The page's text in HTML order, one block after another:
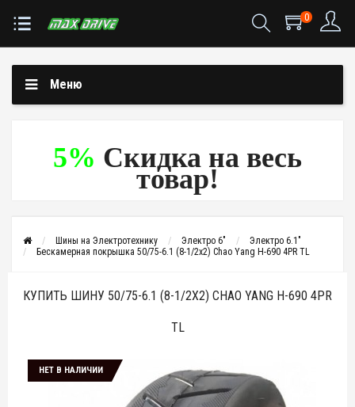
0
Меню
5% Скидка на весь
товар!
Шины на Электротехнику Электро 6"
Электро 6.1"
Бескамерная покрышка 50/75-6.1 (8-1/2x2) Chao Yang H-690 4PR TL
КУПИТЬ ШИНУ 50/75-6.1 (8-1/2X2) CHAO YANG H-690 4PR
TL
НЕТ В НАЛИЧИИ